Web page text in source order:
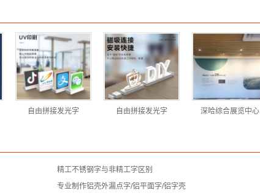
自由拼接发光字 自由拼接发光字 深哈综合展览中心
精工不锈钢字与非精工字区别
专业制作铝壳外漏点字/铝平面字/铝字壳